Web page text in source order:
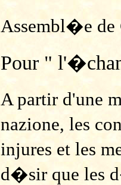
Assembl�e de
Pour "
A partir d'une
nazione, les
injures et les
d�sir que les